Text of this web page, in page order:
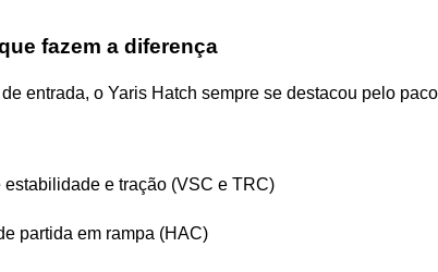
fazem a diferença
entrada, o Yaris Hatch sempre se destacou pelo
estabilidade e tração (VSC e TRC)
partida em rampa (HAC)